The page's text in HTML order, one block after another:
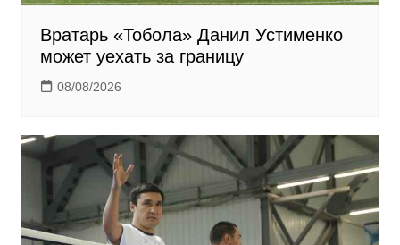
Вратарь «Тобола» Данил Устименко
может уехать за границу
08/08/2026